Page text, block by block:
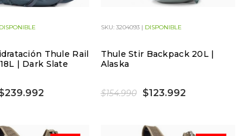
DISPONIBLE
Thule Rail
| Dark Slate
SKU: 3204093 | DISPONIBLE
Thule Stir Backpack 20L |
Alaska
$154.990 $123.992